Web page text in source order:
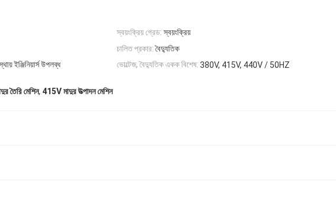
স্বয়ংক্রিয় গ্রেড: স্বয়ংক্রিয়
চালিত প্রকার: বৈদ্যুতিক
ইঞ্জিনিয়ার্স উপলব্ধ ভোল্টেজ, বৈদ্যুতিক একক বিশেষ: 380V, 415V, 440V / 50HZ
তৈরি মেশিন, 415V মাদুর উত্পাদন মেশিন